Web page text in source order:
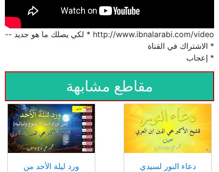
http://www.ibnalarabi.com/video * لكي يصلك ما هو جديد --
* الاشتراك في القناة
* إعجاب
مقاطع مشابهة
دعاء النور لسيدي
ورد ليلة الأحد من